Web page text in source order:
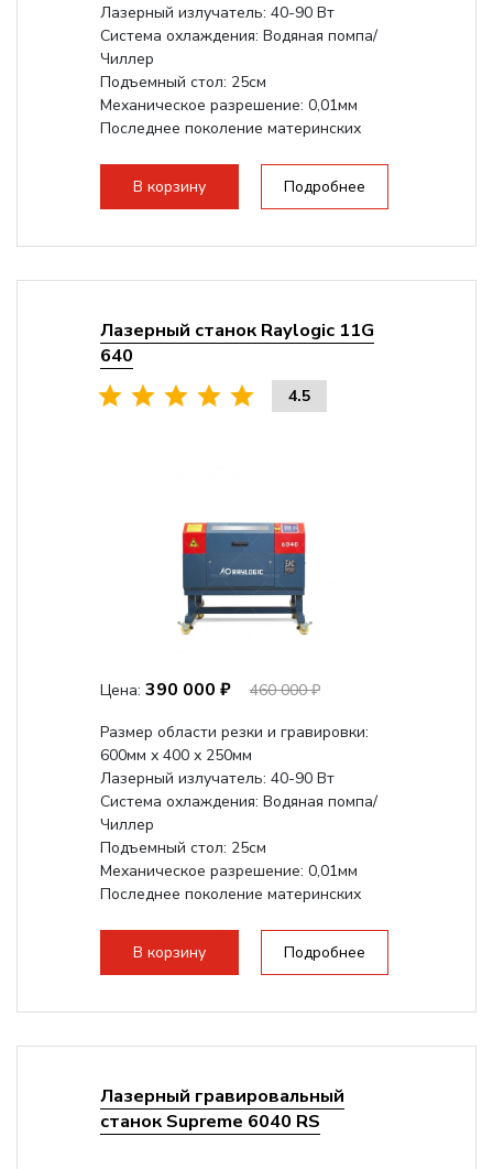
Лазерный излучатель: 40-90 Вт
Система охлаждения: Водяная помпа/
Чиллер
Подъемный стол: 25см
Механическое разрешение: 0,01мм
Последнее поколение материнских
В корзину Подробнее
Лазерный станок Raylogic 11G
640
4.5
Цена: 390 000 ₽
460 000 ₽
Размер области резки и гравировки:
600мм х 400 х 250мм
Лазерный излучатель: 40-90 Вт
Система охлаждения: Водяная помпа/
Чиллер
Подъемный стол: 25см
Механическое разрешение: 0,01мм
Последнее поколение материнских
В корзину Подробнее
Лазерный гравировальный
станок Supreme 6040 RS